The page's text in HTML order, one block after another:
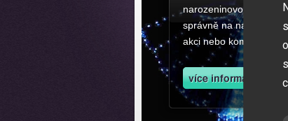
narozeninovou oslavu
správně na našich
akci nebo kompletní